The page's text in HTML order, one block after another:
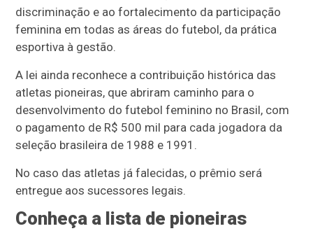
discriminação e ao fortalecimento da participação
feminina em todas as áreas do futebol, da prática
esportiva à gestão.
A lei ainda reconhece a contribuição histórica das
atletas pioneiras, que abriram caminho para o
desenvolvimento do futebol feminino no Brasil, com
o pagamento de R$ 500 mil para cada jogadora da
seleção brasileira de 1988 e 1991.
No caso das atletas já falecidas, o prêmio será
entregue aos sucessores legais.
Conheça a lista de pioneiras